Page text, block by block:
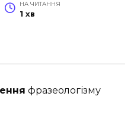
НА ЧИТАННЯ
1 хв
фразеологізму